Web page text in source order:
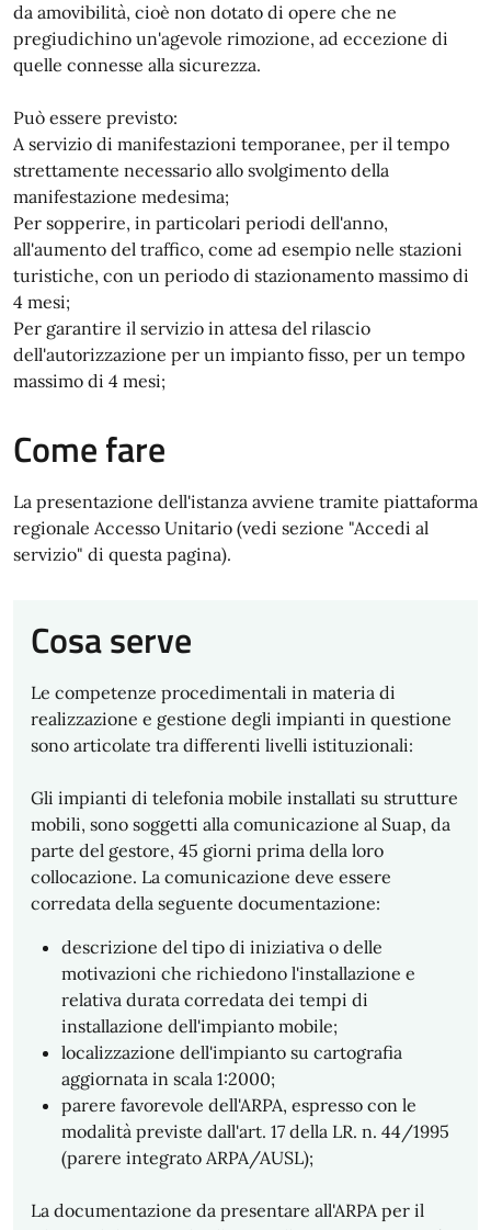
da amovibilità, cioè non dotato di opere che ne
pregiudichino un'agevole rimozione, ad eccezione di
quelle connesse alla sicurezza.
Può essere previsto:
A servizio di manifestazioni temporanee, per il tempo
strettamente necessario allo svolgimento della
manifestazione medesima;
Per sopperire, in particolari periodi dell'anno,
all'aumento del traffico, come ad esempio nelle stazioni
turistiche, con un periodo di stazionamento massimo di
4 mesi;
Per garantire il servizio in attesa del rilascio
dell'autorizzazione per un impianto fisso, per un tempo
massimo di 4 mesi;
Come fare
La presentazione dell'istanza avviene tramite piattaforma
regionale Accesso Unitario (vedi sezione "Accedi al
servizio" di questa pagina).
Cosa serve
Le competenze procedimentali in materia di
realizzazione e gestione degli impianti in questione
sono articolate tra differenti livelli istituzionali:
Gli impianti di telefonia mobile installati su strutture
mobili, sono soggetti alla comunicazione al Suap, da
parte del gestore, 45 giorni prima della loro
collocazione. La comunicazione deve essere
corredata della seguente documentazione:
descrizione del tipo di iniziativa o delle
motivazioni che richiedono l'installazione e
relativa durata corredata dei tempi di
installazione dell'impianto mobile;
localizzazione dell'impianto su cartografia
aggiornata in scala 1:2000;
parere favorevole dell'ARPA, espresso con le
modalità previste dall'art. 17 della LR. n. 44/1995
(parere integrato ARPA/AUSL);
La documentazione da presentare all'ARPA per il